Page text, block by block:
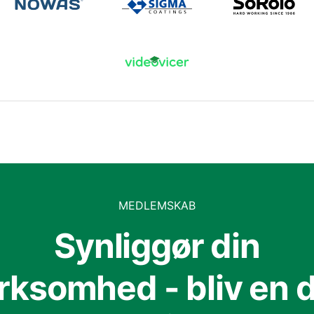
MEDLEMSKAB
Synliggør din
- bliv en